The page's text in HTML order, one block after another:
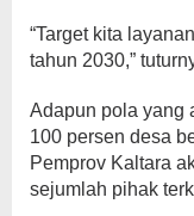
“Target kita
tahun 2030,”
Adapun pola yang
100 persen desa
Pemprov Kaltara
sejumlah pihak